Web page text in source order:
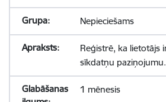
Nepieciešams
Reģistrē, ka lietotājs
sīkdatņu paziņojumu.
1 mēnesis